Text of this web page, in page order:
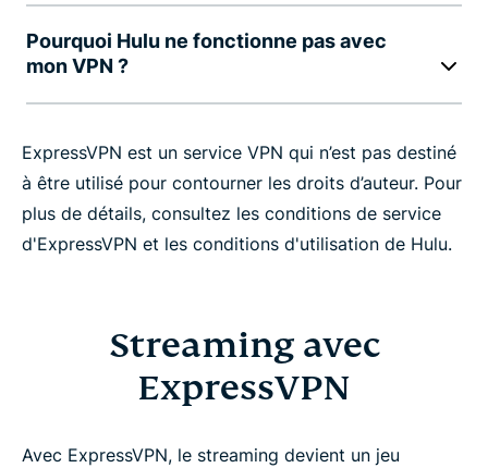
Pourquoi Hulu ne fonctionne pas avec
mon VPN ?
ExpressVPN est un service VPN qui n’est pas destiné
à être utilisé pour contourner les droits d’auteur. Pour
plus de détails, consultez les conditions de service
d'ExpressVPN et les conditions d'utilisation de Hulu.
Streaming avec
ExpressVPN
Avec ExpressVPN, le streaming devient un jeu